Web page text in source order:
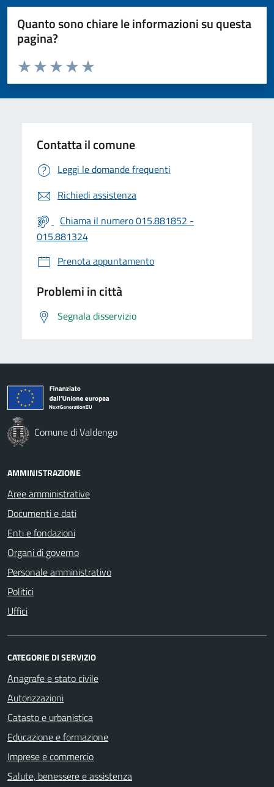
Quanto sono chiare le informazioni su questa
pagina?
Valuta da 1 a 5 stelle la pagina
Valuta 5 stelle su 5
Valuta 4 stelle su 5
Valuta 3 stelle su 5
Valuta 2 stelle su 5
Valuta 1 stelle su 5
Contatta il comune
Leggi le domande frequenti
Richiedi assistenza
Chiama il numero 015.881852 -
015.881324
Prenota appuntamento
Problemi in città
Segnala disservizio
Comune di Valdengo
AMMINISTRAZIONE
Aree amministrative
Documenti e dati
Enti e fondazioni
Organi di governo
Personale amministrativo
Politici
Uffici
CATEGORIE DI SERVIZIO
Anagrafe e stato civile
Autorizzazioni
Catasto e urbanistica
Educazione e formazione
Imprese e commercio
Salute, benessere e assistenza